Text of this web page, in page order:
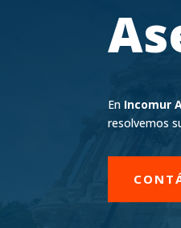
En Incomur
resolvemos